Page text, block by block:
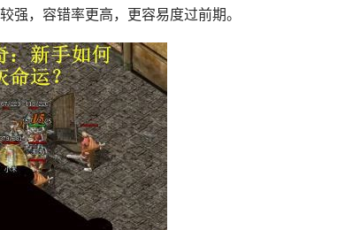
强，容错率更高，更容易度过前期。